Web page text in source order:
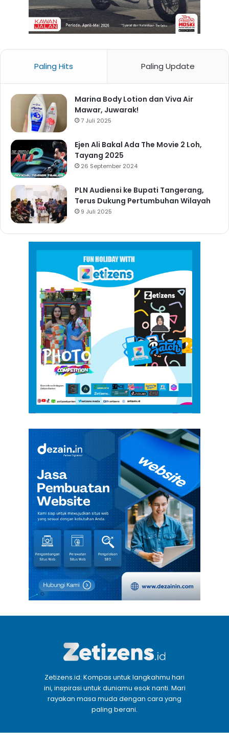
Paling Hits Paling Update
Marina Body Lotion dan Viva Air
Mawar, Juwarak!
7 Juli 2025
Ejen Ali Bakal Ada The Movie 2 Loh,
Tayang 2025
26 September 2024
PLN Audiensi ke Bupati Tangerang,
Terus Dukung Pertumbuhan Wilayah
9 Juli 2025
Zetizens.id: Kompas untuk langkahmu hari
ini, inspirasi untuk duniamu esok nanti. Mari
rayakan masa muda dengan cara yang
paling berani.